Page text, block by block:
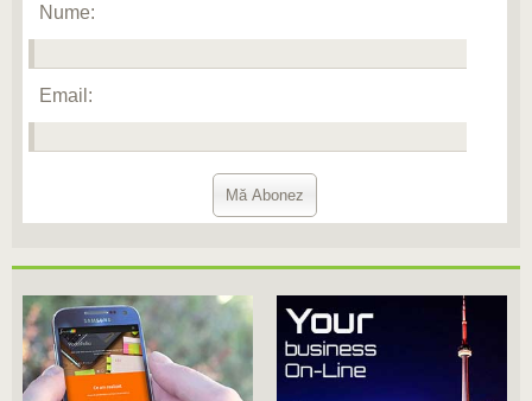
Nume:
Email: